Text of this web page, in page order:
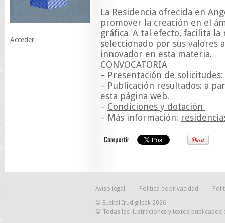
Acceder
La Residencia ofrecida en
promover la creación en el
gráfica. A tal efecto, facilita
seleccionado por sus valores
innovador en esta materia.
CONVOCATORIA
– Presentación de solicitudes:
– Publicación resultados: a
esta página web.
– Condiciones y dotación
– Más información:
Aviso legal Política de privacidad
© Euskal Irudigileak 2026
© Todas las ilustraciones y textos publicados